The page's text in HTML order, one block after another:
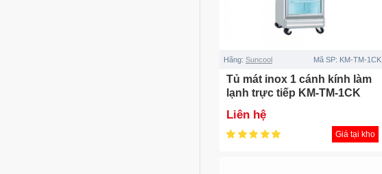
Hãng: Suncool Mã SP: KM-TM-1CK
Tủ mát inox 1 cánh kính làm
lạnh trực tiếp KM-TM-1CK
Liên hệ
Giá tại kho